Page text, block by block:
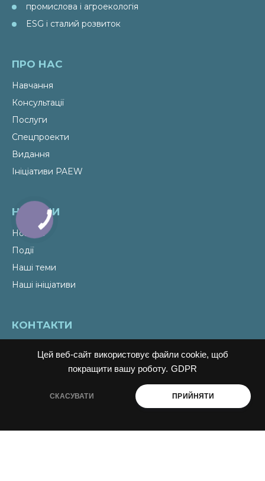
Цей веб-сайт використовує файли cookie, щоб
покращити вашу роботу. GDPR
СКАСУВАТИ ПРИЙНЯТИ
промислова і агроекологія
ESG і сталий розвиток
ПРО НАС
Навчання
Консультації
Послуги
Спецпроекти
Видання
Ініціативи PAEW
НОВИНИ
Новини
Події
Наші теми
Наші ініціативи
КОНТАКТИ